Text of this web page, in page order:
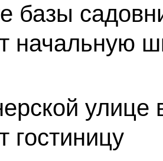
базы
начальную
улице
гостиницу